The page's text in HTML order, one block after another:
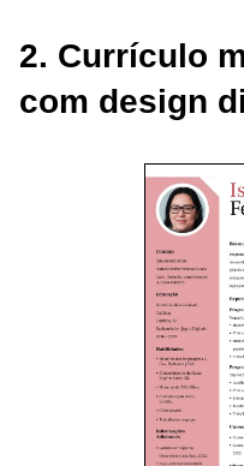
2. Currículo
com design